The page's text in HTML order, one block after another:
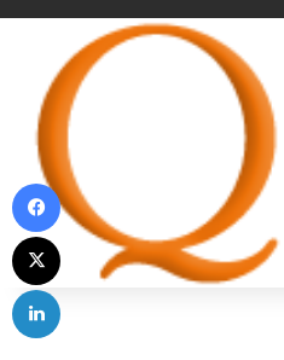
Facebook